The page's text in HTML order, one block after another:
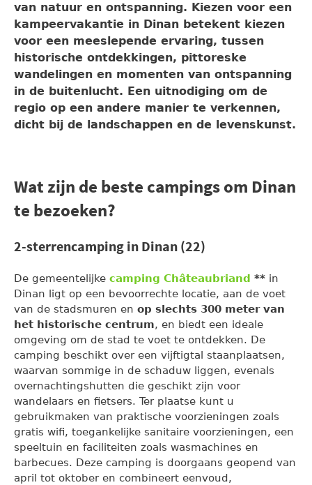
van natuur en ontspanning. Kiezen voor een
kampeervakantie in Dinan betekent kiezen
voor een meeslepende ervaring, tussen
historische ontdekkingen, pittoreske
wandelingen en momenten van ontspanning
in de buitenlucht. Een uitnodiging om de
regio op een andere manier te verkennen,
dicht bij de landschappen en de levenskunst.
Wat zijn de beste campings om Dinan
te bezoeken?
2-sterrencamping in Dinan (22)
De gemeentelijke camping Châteaubriand ** in
Dinan ligt op een bevoorrechte locatie, aan de voet
van de stadsmuren en op slechts 300 meter van
het historische centrum, en biedt een ideale
omgeving om de stad te voet te ontdekken. De
camping beschikt over een vijftigtal staanplaatsen,
waarvan sommige in de schaduw liggen, evenals
overnachtingshutten die geschikt zijn voor
wandelaars en fietsers. Ter plaatse kunt u
gebruikmaken van praktische voorzieningen zoals
gratis wifi, toegankelijke sanitaire voorzieningen, een
speeltuin en faciliteiten zoals wasmachines en
barbecues. Deze camping is doorgaans geopend van
april tot oktober en combineert eenvoud,